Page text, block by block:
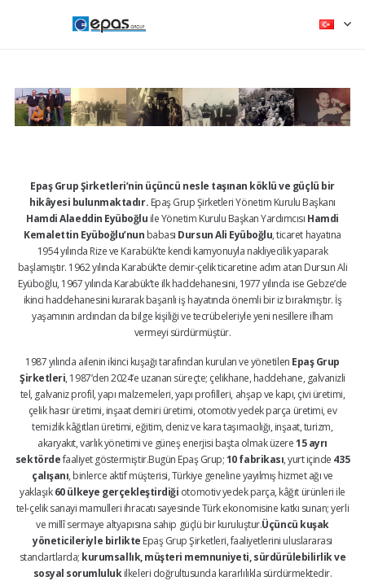
Epaş Grup Şirketleri’nin üçüncü nesle taşınan köklü ve güçlü bir
hikâyesi bulunmaktadır. Epaş Grup Şirketleri Yönetim Kurulu Başkanı
Hamdi Alaeddin Eyüboğlu ile Yönetim Kurulu Başkan Yardımcısı Hamdi
Kemalettin Eyüboğlu’nun babası Dursun Ali Eyüboğlu, ticaret hayatına
1954 yılında Rize ve Karabük’te kendi kamyonuyla nakliyecilik yaparak
başlamıştır. 1962 yılında Karabük’te demir-çelik ticaretine adım atan Dursun Ali
Eyüboğlu, 1967 yılında Karabük’te ilk haddehanesini, 1977 yılında ise Gebze’de
ikinci haddehanesini kurarak başarılı iş hayatında önemli bir iz bırakmıştır. İş
yaşamının ardından da bilge kişiliği ve tecrübeleriyle yeni nesillere ilham
vermeyi sürdürmüştür.
1987 yılında ailenin ikinci kuşağı tarafından kurulan ve yönetilen Epaş Grup
Şirketleri, 1987’den 2024’e uzanan süreçte; çelikhane, haddehane, galvanizli
tel, galvaniz profil, yapı malzemeleri, yapı profilleri, ahşap ve kapı, çivi üretimi,
çelik hasır üretimi, inşaat demiri üretimi, otomotiv yedek parça üretimi, ev
temizlik kâğıtları üretimi, eğitim, deniz ve kara taşımacılığı, inşaat, turizm,
akaryakıt, varlık yönetimi ve güneş enerjisi başta olmak üzere15 ayrı
sektördefaaliyet göstermiştir.Bugün Epaş Grup;10 fabrikası, yurt içinde 435
çalışanı, binlerce aktif müşterisi, Türkiye geneline yayılmış hizmet ağı ve
yaklaşık60 ülkeye gerçekleştirdiği otomotiv yedek parça, kâğıt ürünleri ile
tel-çelik sanayi mamulleri ihracatı sayesinde Türk ekonomisine katkı sunan; yerli
ve millî sermaye altyapısına sahip güçlü bir kuruluştur.Üçüncü kuşak
yöneticileriyle birlikte Epaş Grup Şirketleri, faaliyetlerini uluslararası
standartlarda; kurumsallık, müşteri memnuniyeti, sürdürülebilirlik ve
sosyal sorumlulukilkeleri doğrultusunda kararlılıkla sürdürmektedir.